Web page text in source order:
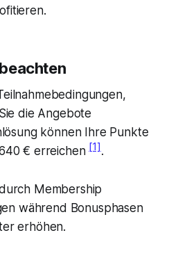
die Angebote
können Ihre Punkte
€ erreichen[1].
Membership
während Bonusphasen
erhöhen.